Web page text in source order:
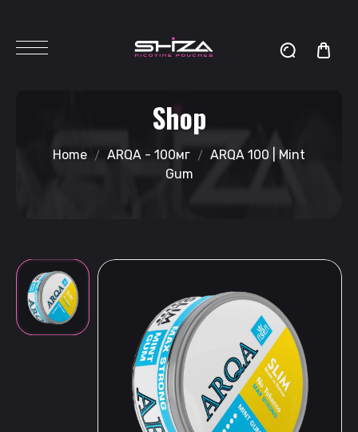
Shop
Home ARQA - 100мг
ARQA 100 | Mint
Gum